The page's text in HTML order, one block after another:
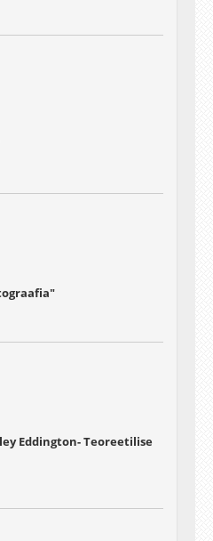
Eddington- Teoreetilise